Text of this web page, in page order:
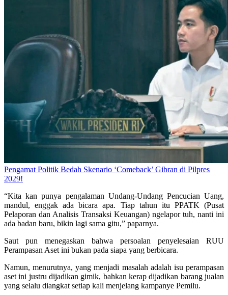
Pengamat Politik Bedah Skenario ‘Comeback’ Gibran di Pilpres
2029!
“Kita kan punya pengalaman Undang-Undang Pencucian Uang,
mandul, enggak ada bicara apa. Tiap tahun itu PPATK (Pusat
Pelaporan dan Analisis Transaksi Keuangan) ngelapor tuh, nanti ini
ada badan baru, bikin lagi sama gitu,” paparnya.
Saut pun menegaskan bahwa persoalan penyelesaian RUU
Perampasan Aset ini bukan pada siapa yang berbicara.
Namun, menurutnya, yang menjadi masalah adalah isu perampasan
aset ini justru dijadikan gimik, bahkan kerap dijadikan barang jualan
yang selalu diangkat setiap kali menjelang kampanye Pemilu.